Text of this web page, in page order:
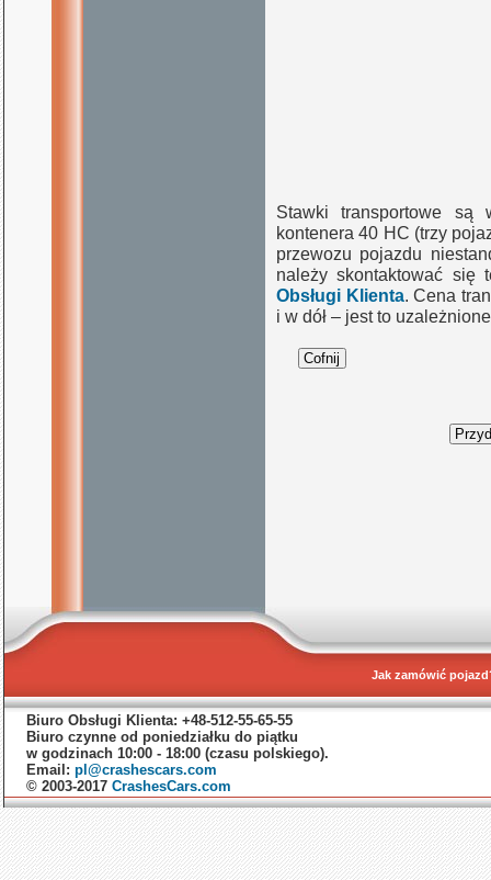
Stawki transportowe są
kontenera 40 HC (trzy
przewozu pojazdu
należy skontaktować
Obsługi Klienta. Cena
i w dół – jest to
Jak zamówić
Biuro Obsługi Klienta: +48-512-55-65-55
Biuro czynne od poniedziałku do piątku
w godzinach 10:00 - 18:00 (czasu polskiego).
Email: pl@crashescars.com
© 2003-2017 CrashesCars.com